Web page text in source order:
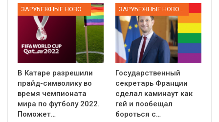
В Катаре разрешили
прайд-символику во
время чемпионата
мира по футболу 2022.
Поможет…
Государственный
секретарь Франции
сделал каминаут как
гей и пообещал
бороться с…